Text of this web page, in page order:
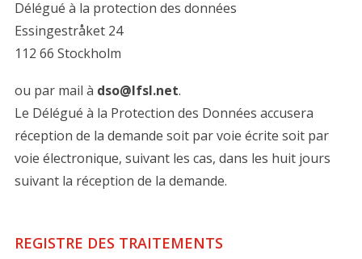
Délégué à la protection des données
Essingestråket 24
112 66 Stockholm
ou par mail à dso@lfsl.net.
Le Délégué à la Protection des Données accusera
réception de la demande soit par voie écrite soit par
voie électronique, suivant les cas, dans les huit jours
suivant la réception de la demande.
REGISTRE DES TRAITEMENTS